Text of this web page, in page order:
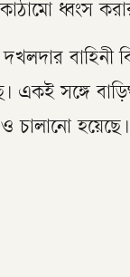
ধ্বংস
বাহিনী
একই সঙ্গে
চালানো হয়েছে।